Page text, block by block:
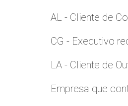
AL - Cliente de
CG - Executivo
LA - Cliente de
Empresa que